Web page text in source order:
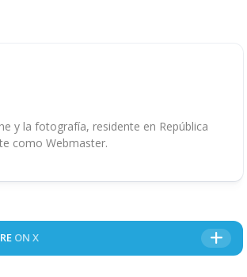
y la fotografía, residente en República
como Webmaster.
ON X